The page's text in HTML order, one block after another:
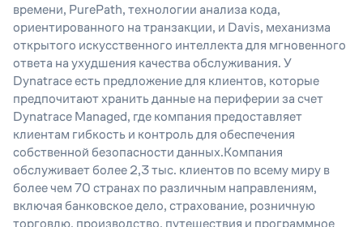
времени, PurePath, технологии анализа кода,
ориентированного на транзакции, и Davis, механизма
открытого искусственного интеллекта для мгновенного
ответа на ухудшения качества обслуживания. У
Dynatrace есть предложение для клиентов, которые
предпочитают хранить данные на периферии за счет
Dynatrace Managed, где компания предоставляет
клиентам гибкость и контроль для обеспечения
собственной безопасности данных.Компания
обслуживает более 2,3 тыс. клиентов по всему миру в
более чем 70 странах по различным направлениям,
включая банковское дело, страхование, розничную
торговлю, производство, путешествия и программное